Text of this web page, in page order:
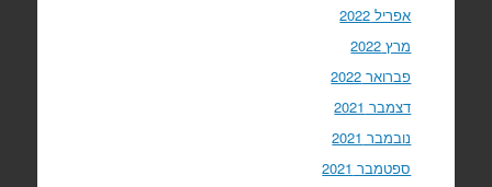
אפריל 2022
מרץ 2022
פברואר 2022
דצמבר 2021
נובמבר 2021
ספטמבר 2021